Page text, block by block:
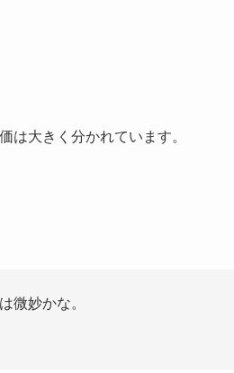
は大きく分かれています。
微妙かな。